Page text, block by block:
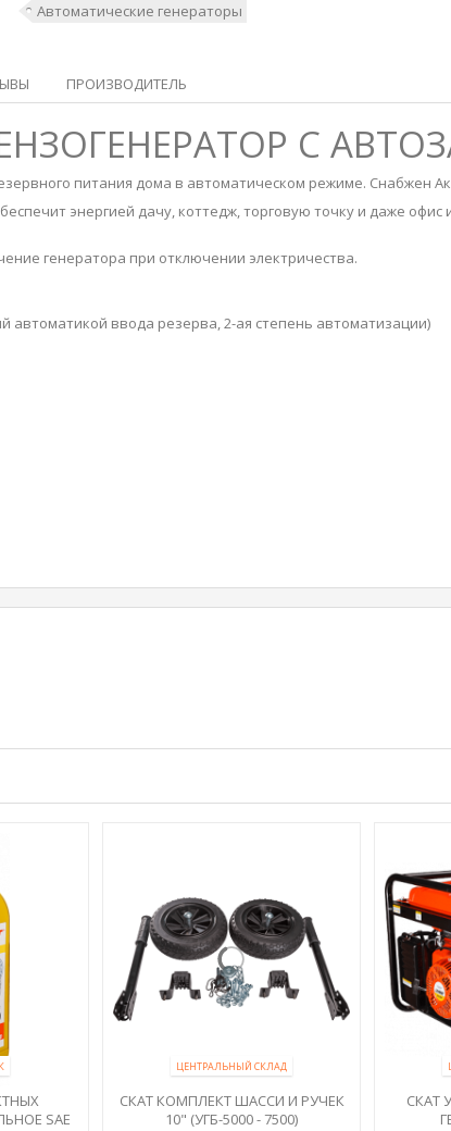
Автоматические генераторы
ПРОИЗВОДИТЕЛЬ
С
питания дома в автоматическом режиме. Снабжен
энергией дачу, коттедж, торговую точку и даже
генератора при отключении электричества.
автоматикой ввода резерва, 2-ая степень автоматизации)
SAE
ЦЕНТРАЛЬНЫЙ СКЛАД
СКАТ КОМПЛЕКТ ШАССИ И РУЧЕК
10" (УГБ-5000 - 7500)
СКАТ